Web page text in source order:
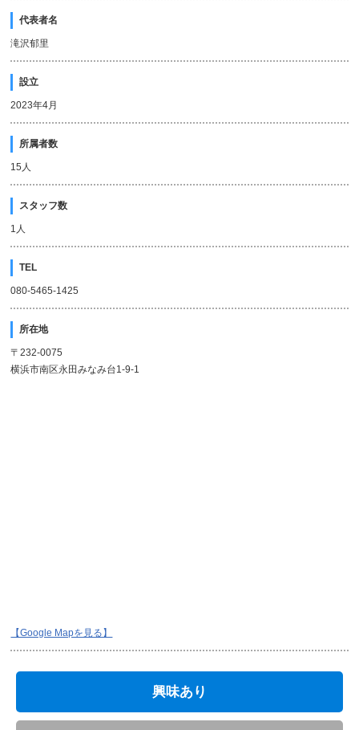
代表者名
滝沢郁里
設立
2023年4月
所属者数
15人
スタッフ数
1人
TEL
080-5465-1425
所在地
〒232-0075
横浜市南区永田みなみ台1-9-1
【Google Mapを見る】
興味あり